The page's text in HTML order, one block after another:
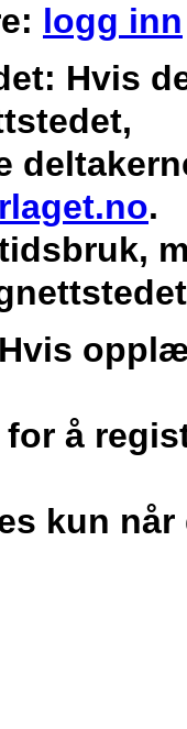
logg inn
Hvis
.
å
kun når